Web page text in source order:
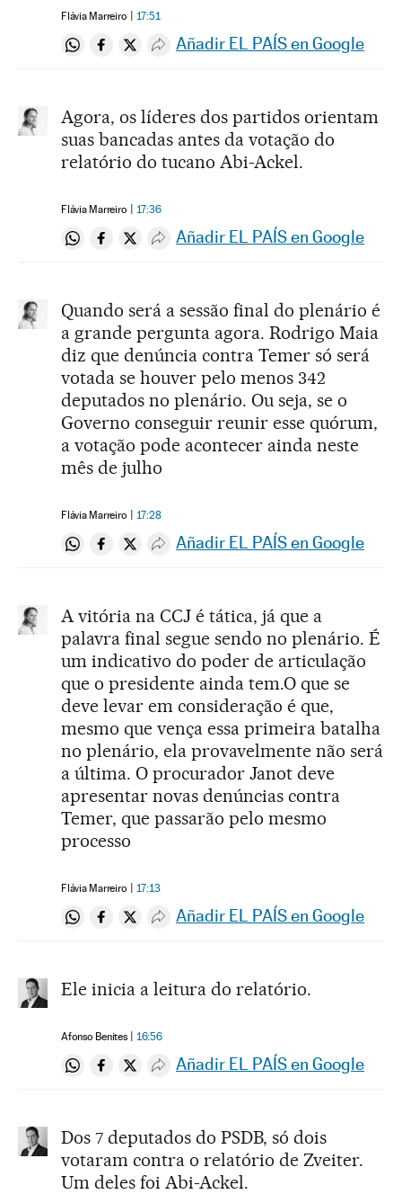
Flávia Marreiro 17:51
Compartir en Whatsapp
Compartir en Facebook
Compartir en Twitter
Desplegar Redes Sociales
Añadir EL PAÍS en Google
Agora, os líderes dos partidos orientam
suas bancadas antes da votação do
relatório do tucano Abi-Ackel.
Flávia Marreiro 17:36
Compartir en Whatsapp
Compartir en Facebook
Compartir en Twitter
Desplegar Redes Sociales
Añadir EL PAÍS en Google
Quando será a sessão final do plenário é
a grande pergunta agora. Rodrigo Maia
diz que denúncia contra Temer só será
votada se houver pelo menos 342
deputados no plenário. Ou seja, se o
Governo conseguir reunir esse quórum,
a votação pode acontecer ainda neste
mês de julho
Flávia Marreiro 17:28
Compartir en Whatsapp
Compartir en Facebook
Compartir en Twitter
Desplegar Redes Sociales
Añadir EL PAÍS en Google
A vitória na CCJ é tática, já que a
palavra final segue sendo no plenário. É
um indicativo do poder de articulação
que o presidente ainda tem.O que se
deve levar em consideração é que,
mesmo que vença essa primeira batalha
no plenário, ela provavelmente não será
a última. O procurador Janot deve
apresentar novas denúncias contra
Temer, que passarão pelo mesmo
processo
Flávia Marreiro 17:13
Compartir en Whatsapp
Compartir en Facebook
Compartir en Twitter
Desplegar Redes Sociales
Añadir EL PAÍS en Google
Ele inicia a leitura do relatório.
Afonso Benites 16:56
Compartir en Whatsapp
Compartir en Facebook
Compartir en Twitter
Desplegar Redes Sociales
Añadir EL PAÍS en Google
Dos 7 deputados do PSDB, só dois
votaram contra o relatório de Zveiter.
Um deles foi Abi-Ackel.